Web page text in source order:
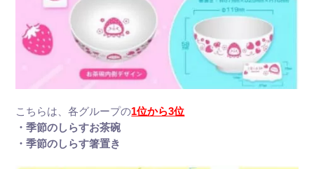
こちらは、各グループの1位から3位
・季節のしらすお茶碗
・季節のしらす箸置き